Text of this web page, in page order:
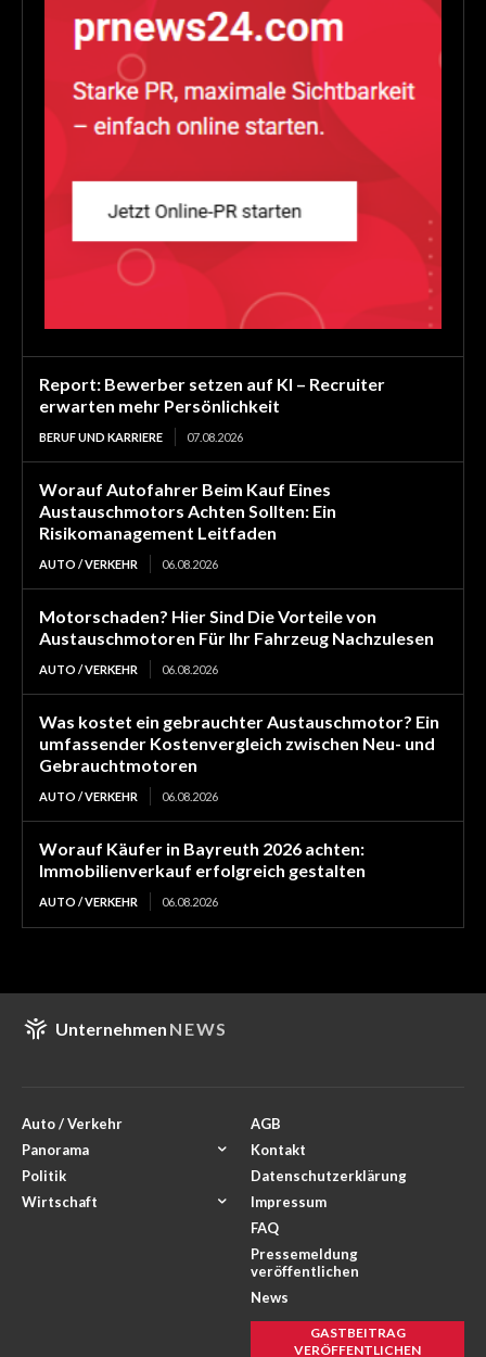
Report: Bewerber setzen auf KI – Recruiter
erwarten mehr Persönlichkeit
BERUF UND KARRIERE 07.08.2026
Worauf Autofahrer Beim Kauf Eines
Austauschmotors Achten Sollten: Ein
Risikomanagement Leitfaden
AUTO / VERKEHR 06.08.2026
Motorschaden? Hier Sind Die Vorteile von
Austauschmotoren Für Ihr Fahrzeug Nachzulesen
AUTO / VERKEHR 06.08.2026
Was kostet ein gebrauchter Austauschmotor? Ein
umfassender Kostenvergleich zwischen Neu- und
Gebrauchtmotoren
AUTO / VERKEHR 06.08.2026
Worauf Käufer in Bayreuth 2026 achten:
Immobilienverkauf erfolgreich gestalten
AUTO / VERKEHR 06.08.2026
Unternehmen NEWS
Auto / Verkehr
Panorama
Politik
Wirtschaft
AGB
Kontakt
Datenschutzerklärung
Impressum
FAQ
Pressemeldung
veröffentlichen
News
GASTBEITRAG
VERÖFFENTLICHEN